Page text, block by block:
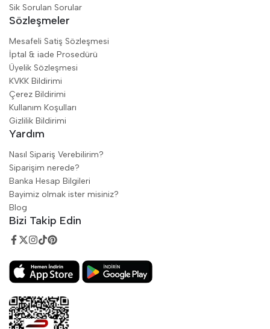
Sik Sorulan Sorular
Sözleşmeler
Mesafeli Satiş Sözleşmesi
İptal & iade Prosedürü
Üyelik Sözleşmesi
KVKK Bildirimi
Çerez Bildirimi
Kullanım Koşulları
Gizlilik Bildirimi
Yardım
Nasıl Sipariş Verebilirim?
Siparişim nerede?
Banka Hesap Bilgileri
Bayimiz olmak ister misiniz?
Blog
Bizi Takip Edin